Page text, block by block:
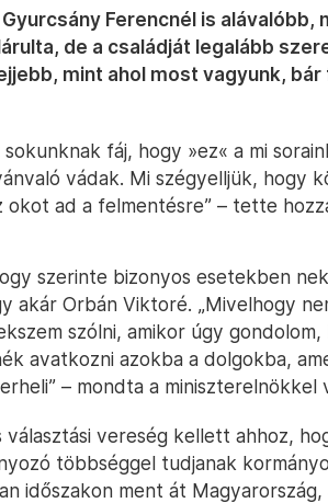
Ferencnél is
de a családját legalább
mint ahol most vagyunk,
fáj, hogy »ez« a mi
vádak. Mi szégyelljük, hogy
okot ad a felmentésre” – tette
szerinte bizonyos esetekben
akár Orbán Viktoré. „Mivelhogy
szólni, amikor úgy
avatkozni azokba a dolgokba,
– mondta a miniszterelnökkel
vereség kellett ahhoz,
többséggel tudjanak
időszakon ment át Magyarország,